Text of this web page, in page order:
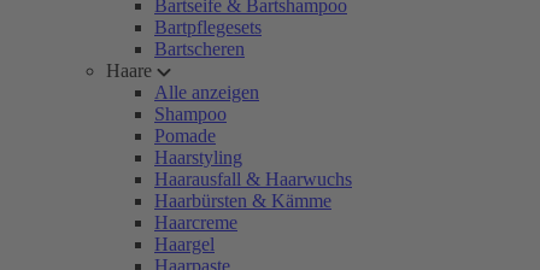
Bartseife & Bartshampoo
Bartpflegesets
Bartscheren
Haare
Alle anzeigen
Shampoo
Pomade
Haarstyling
Haarausfall & Haarwuchs
Haarbürsten & Kämme
Haarcreme
Haargel
Haarpaste